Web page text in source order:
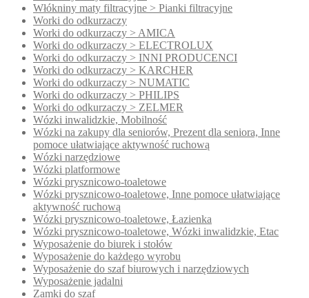
Włókniny maty filtracyjne > Pianki filtracyjne
Worki do odkurzaczy
Worki do odkurzaczy > AMICA
Worki do odkurzaczy > ELECTROLUX
Worki do odkurzaczy > INNI PRODUCENCI
Worki do odkurzaczy > KARCHER
Worki do odkurzaczy > NUMATIC
Worki do odkurzaczy > PHILIPS
Worki do odkurzaczy > ZELMER
Wózki inwalidzkie, Mobilność
Wózki na zakupy dla seniorów, Prezent dla seniora, Inne
pomoce ułatwiające aktywność ruchową
Wózki narzędziowe
Wózki platformowe
Wózki prysznicowo-toaletowe
Wózki prysznicowo-toaletowe, Inne pomoce ułatwiające
aktywność ruchową
Wózki prysznicowo-toaletowe, Łazienka
Wózki prysznicowo-toaletowe, Wózki inwalidzkie, Etac
Wyposażenie do biurek i stołów
Wyposażenie do każdego wyrobu
Wyposażenie do szaf biurowych i narzędziowych
Wyposażenie jadalni
Zamki do szaf